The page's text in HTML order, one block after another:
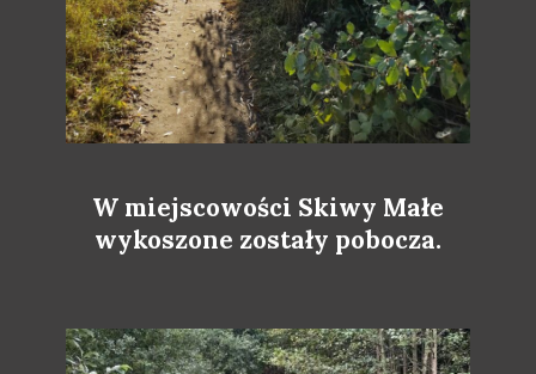
W miejscowości Skiwy Małe
wykoszone zostały pobocza.